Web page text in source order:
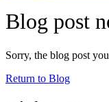
Sostenibilità
Blog post
Sorry, the blog post
Return to Blog